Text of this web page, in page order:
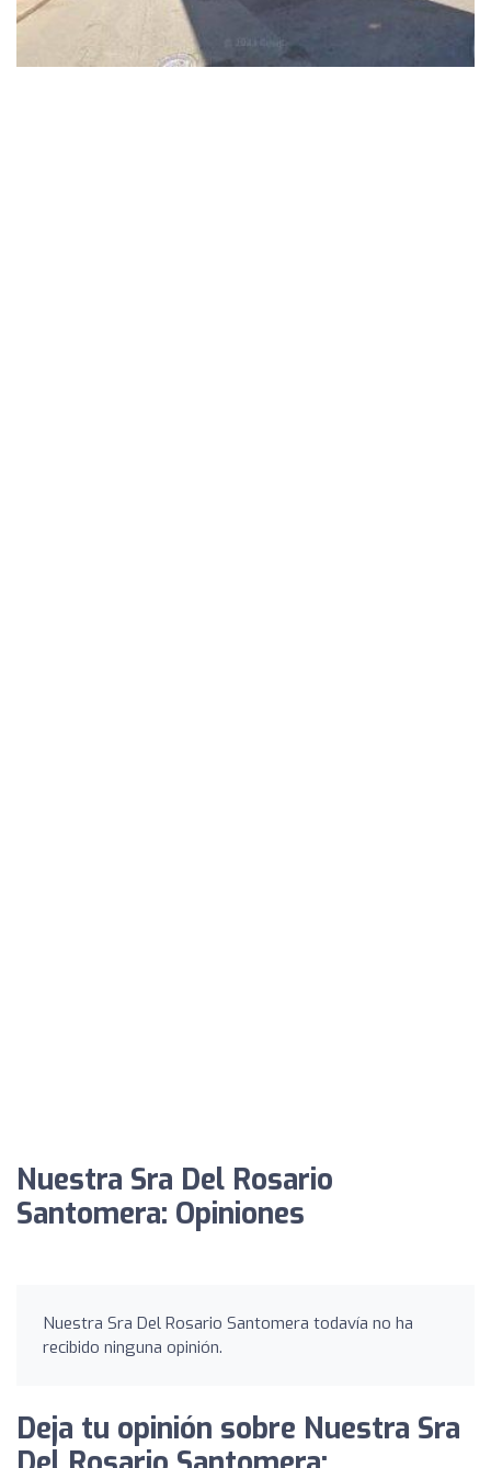
Nuestra Sra Del Rosario
Santomera: Opiniones
Nuestra Sra Del Rosario Santomera todavía no ha
recibido ninguna opinión.
Deja tu opinión sobre Nuestra Sra